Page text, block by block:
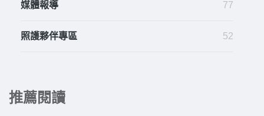
媒體報導 77
照護夥伴專區 52
推薦閱讀